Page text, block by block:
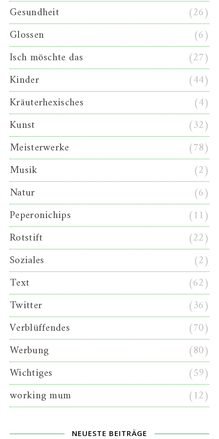
Gesundheit
(26)
Glossen
(6)
Isch möschte das
(27)
Kinder
(44)
Kräuterhexisches
(4)
Kunst
(32)
Meisterwerke
(78)
Musik
(2)
Natur
(6)
Peperonichips
(11)
Rotstift
(22)
Soziales
(2)
Text
(62)
Twitter
(36)
Verblüffendes
(70)
Werbung
(80)
Wichtiges
(59)
working mum
(12)
NEUESTE BEITRÄGE